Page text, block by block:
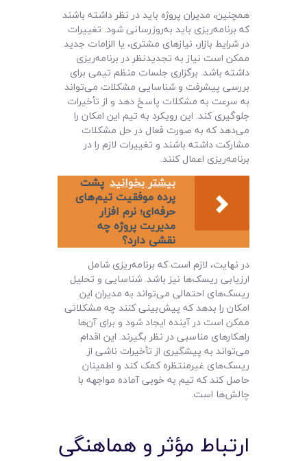
همچنین، مدیران پروژه باید در نظر داشته باشند
که برنامه‌ریزی باید به‌روزرسانی شود. تغییرات
در شرایط بازار، نیازهای مشتری، یا الزامات جدید
ممکن است نیاز به تجدیدنظر در برنامه‌ریزی
داشته باشد. برگزاری جلسات منظم تیمی برای
بررسی پیشرفت و شناسایی مشکلات می‌تواند
به سرعت به مشکلات پاسخ دهد و از تأخیرات
جلوگیری کند. این رویکرد به تیم این امکان را
می‌دهد که به صورت فعال در حل مشکلات
مشارکت داشته باشند و تغییرات لازم را در
برنامه‌ریزی اعمال کنند.
بیشتر بخوانید پشت
پرده موفقیت تیم‌های
حرفه‌ای؛ نرم افزار
مدیریت پروژه چه
نقشی دارد؟
در نهایت، لازم است که برنامه‌ریزی شامل
ارزیابی ریسک‌ها نیز باشد. شناسایی و تحلیل
ریسک‌های احتمالی می‌تواند به مدیران این
امکان را بدهد که پیش‌بینی کنند چه مشکلاتی
ممکن است در آینده ایجاد شود و برای آن‌ها
راهکارهای مناسبی در نظر بگیرند. این اقدام
می‌تواند به پیشگیری از تأخیرات ناشی از
ریسک‌های غیرمنتظره کمک کند و اطمینان
حاصل کند که تیم به خوبی آماده مواجهه با
چالش‌ها است.
ارتباط مؤثر و هماهنگی